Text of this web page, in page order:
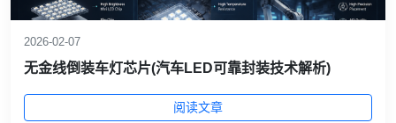
2026-02-07
无金线倒装车灯芯片(汽车LED可靠封装技术解析)
阅读文章